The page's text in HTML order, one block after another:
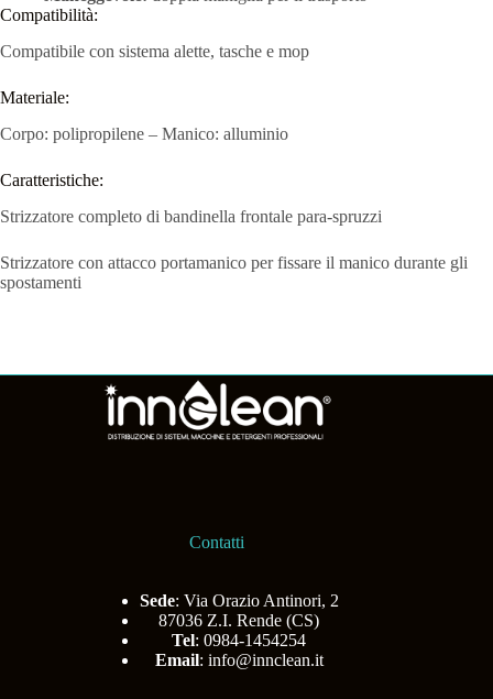
Compatibilità:
Compatibile con sistema alette, tasche e mop
Materiale:
Corpo: polipropilene – Manico: alluminio
Caratteristiche:
Strizzatore completo di bandinella frontale para-spruzzi
Strizzatore con attacco portamanico per fissare il manico durante gli
spostamenti
Contatti
Sede: Via Orazio Antinori, 2
87036 Z.I. Rende (CS)
Tel: 0984-1454254
Email: info@innclean.it